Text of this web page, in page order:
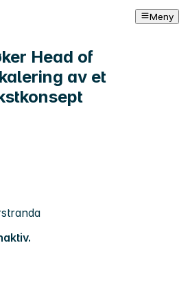
Meny
Head of
av et